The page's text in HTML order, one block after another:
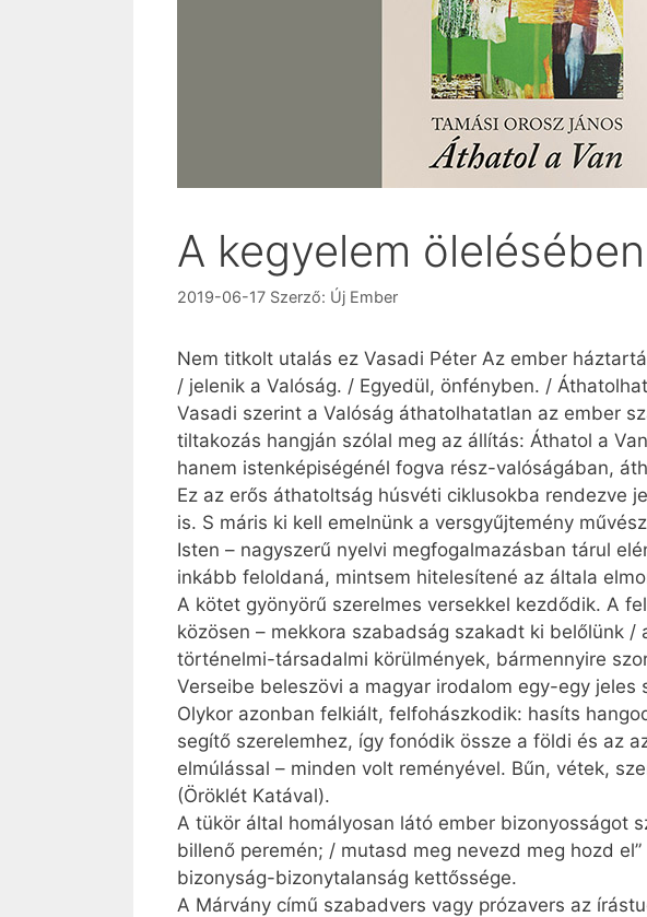
A kegyelem ölelésében
2019-06-17 Szerző: Új Ember
Nem titkolt utalás ez Vasadi Péter Az ember
/ jelenik a Valóság. / Egyedül, önfényben. /
Vasadi szerint a Valóság áthatolhatatlan az ember
tiltakozás hangján szólal meg az állítás: Áthatol a
hanem isten­képi­ségénél fogva rész-valóságában,
Ez az erős áthatoltság húsvéti ciklusokba rendezve
is. S máris ki kell emelnünk a versgyűjtemény
Isten – nagyszerű nyelvi megfogalmazásban tárul
inkább feloldaná, mintsem hitelesítené az általa
A kötet gyönyörű szerelmes versekkel kezdődik. A
közösen – mekkora szabadság szakadt ki belőlünk
történelmi-társadalmi körülmények, bármennyire
Verseibe beleszövi a magyar irodalom egy-egy
Olykor azonban felkiált, felfohászkodik: hasíts
segítő szerelemhez, így fonódik össze a földi és az
elmúlással – minden volt reményével. Bűn, vétek,
(Öröklét Katával).
A tükör által homályosan látó ember bizonyosságot
billenő peremén; / mutasd meg nevezd meg hozd
bizonyság-bizonytalanság kettőssége.
A Márvány című szabadvers vagy prózavers az